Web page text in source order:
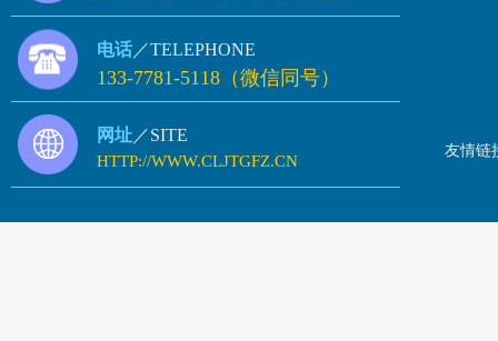
电话 ／TELEPHONE
133-7781-5118（微信同号）
网址 ／SITE
HTTP://WWW.CLJTGFZ.CN
友情链